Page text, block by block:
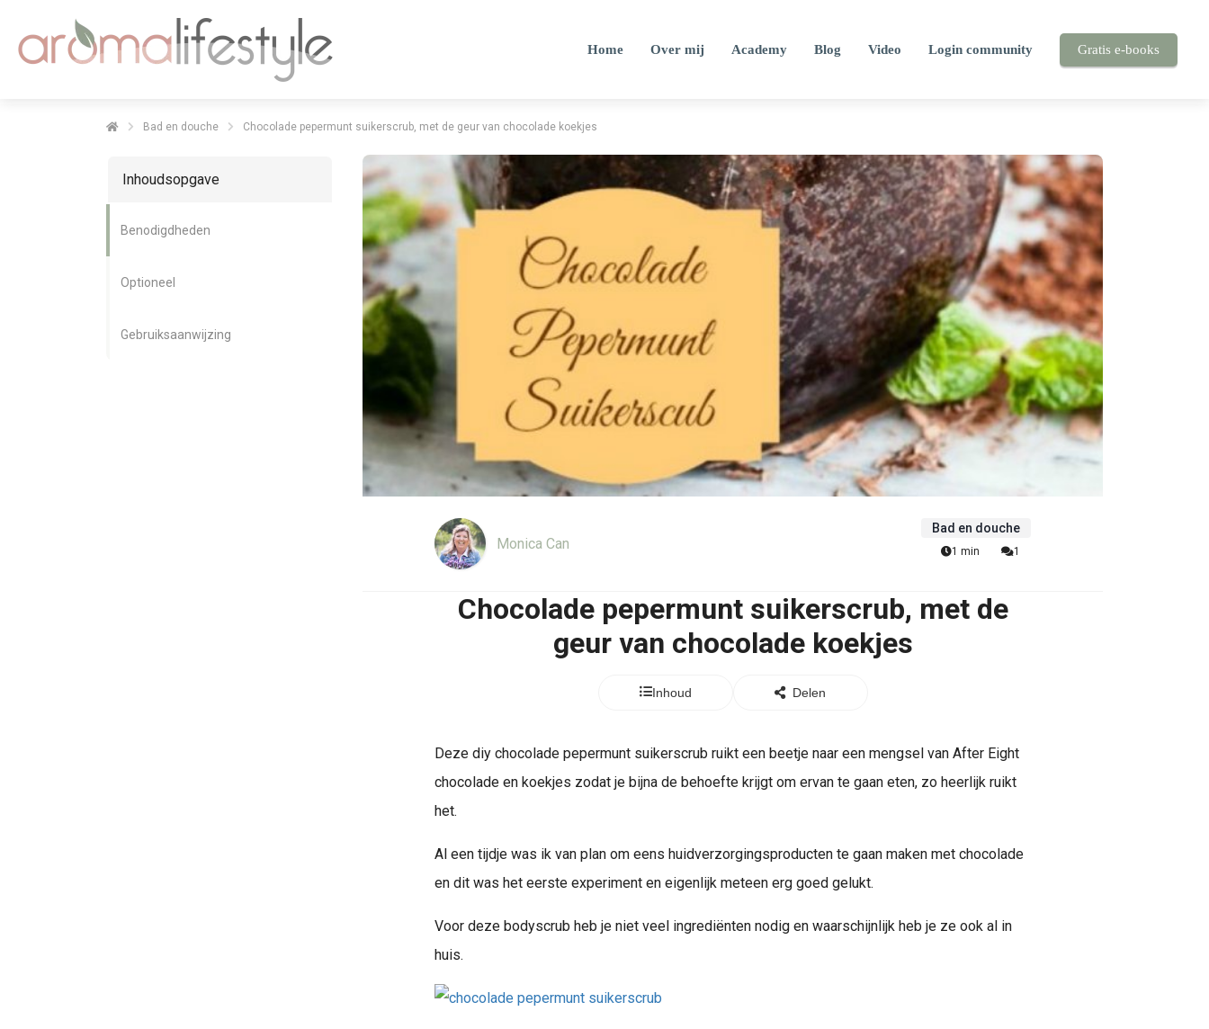
Home Over mij Academy Blog Video Login community Gratis e-books
Bad en douche Chocolade pepermunt suikerscrub, met de geur van chocolade koekjes
Inhoudsopgave
Benodigdheden
Optioneel
Gebruiksaanwijzing
Monica Can
Bad en douche
1 min 1
Chocolade pepermunt suikerscrub, met de
geur van chocolade koekjes
Inhoud Delen
Deze diy chocolade pepermunt suikerscrub ruikt een beetje naar een mengsel van After Eight
chocolade en koekjes zodat je bijna de behoefte krijgt om ervan te gaan eten, zo heerlijk ruikt
het.
Al een tijdje was ik van plan om eens huidverzorgingsproducten te gaan maken met chocolade
en dit was het eerste experiment en eigenlijk meteen erg goed gelukt.
Voor deze bodyscrub heb je niet veel ingrediënten nodig en waarschijnlijk heb je ze ook al in
huis.